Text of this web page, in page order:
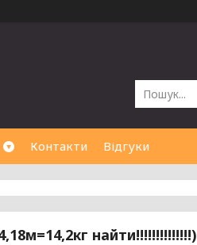
Контакти Відгуки
найти!!!!!!!!!!!!!!)